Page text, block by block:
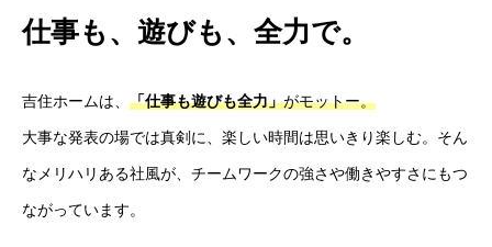
仕事も、遊びも、全力で。
吉住ホームは、 「仕事も遊びも全力」がモットー。
大事な発表の場では真剣に、楽しい時間は思いきり楽しむ。そん
なメリハリある社風が、チームワークの強さや働きやすさにもつ
ながっています。